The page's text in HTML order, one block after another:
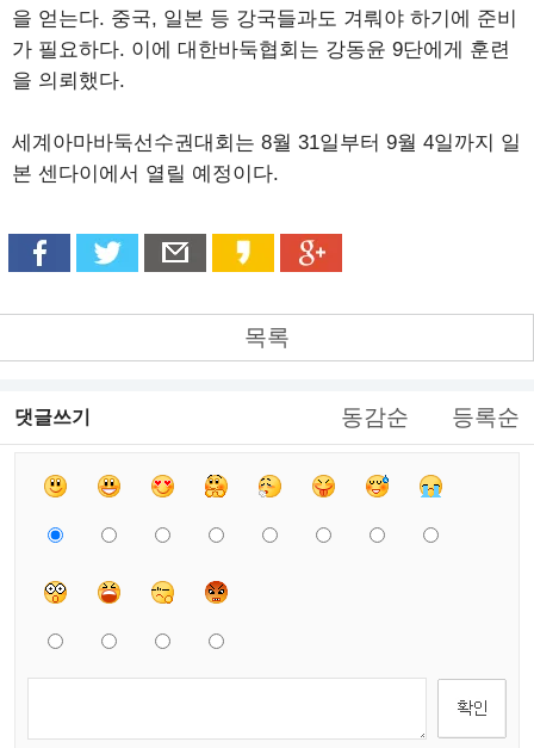
을 얻는다. 중국, 일본 등 강국들과도 겨뤄야 하기에 준비
가 필요하다. 이에 대한바둑협회는 강동윤 9단에게 훈련
을 의뢰했다.
세계아마바둑선수권대회는 8월 31일부터 9월 4일까지 일
본 센다이에서 열릴 예정이다.
목록
댓글쓰기 동감순 등록순